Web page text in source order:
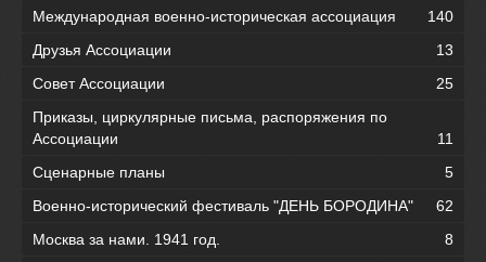
Международная военно-историческая ассоциация
140
Друзья Ассоциации
13
Совет Ассоциации
25
Приказы, циркулярные письма, распоряжения по
Ассоциации
11
Сценарные планы
5
Военно-исторический фестиваль "ДЕНЬ БОРОДИНА"
62
Москва за нами. 1941 год.
8